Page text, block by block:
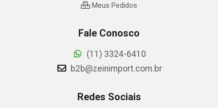
Meus Pedidos
Fale Conosco
(11) 3324-6410
b2b@zeinimport.com.br
Redes Sociais